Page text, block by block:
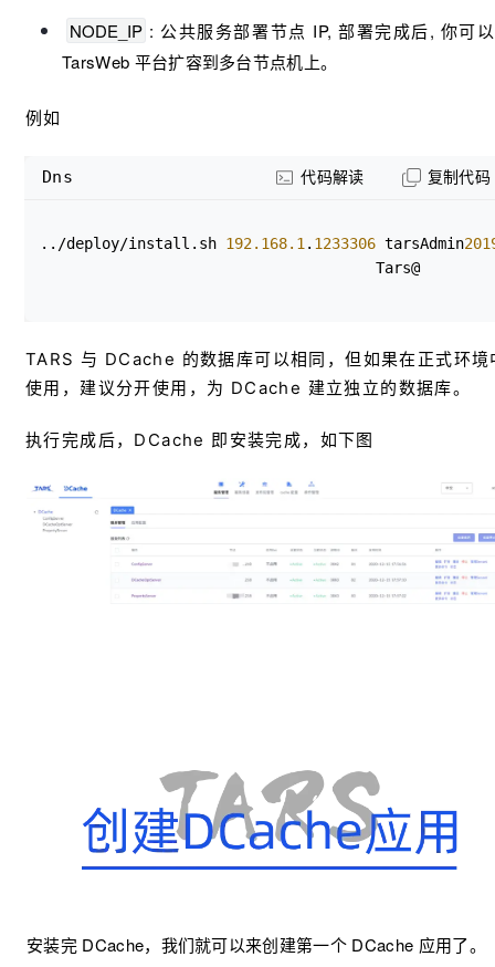
NODE_IP : 公共服务部署节点 IP, 部署完成后, 你可
TarsWeb 平台扩容到多台节点机上。
例如
../deploy/install.sh 192.168.1 . 1233306
Tars@
Dns 代码解读 复制代码
TARS 与 DCache 的数据库可以相同，但如果在正式环境
使用，建议分开使用，为 DCache 建立独立的数据库。
执行完成后，DCache 即安装完成，如下图
安装完 DCache，我们就可以来创建第一个 DCache 应用了。